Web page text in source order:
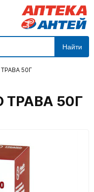
Найти
50Г
ТРАВА 50Г